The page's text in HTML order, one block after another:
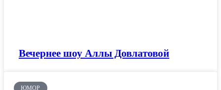
Вечернее шоу Аллы Довлатовой
ЮМОР